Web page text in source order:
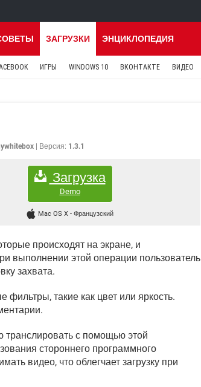
ЗАГРУЗКИ ЭНЦИКЛОПЕДИЯ
ИГРЫ WINDOWS 10 ВКОНТАКТЕ ВИДЕО
Версия: 1.3.1
Загрузка
Demo
Mac OS X - Французский
происходят на экране, и
выполнении этой операции пользователь
захвата.
фильтры, такие как цвет или яркость.
с помощью этой
стороннего программного
видео, что облегчает загрузку при